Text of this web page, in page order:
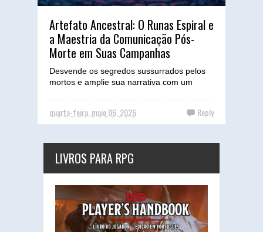
Artefato Ancestral: O Runas Espiral e
a Maestria da Comunicação Pós-
Morte em Suas Campanhas
Desvende os segredos sussurrados pelos
mortos e amplie sua narrativa com um
quarta-feira, maio 06, 2026 Reply
LIVROS PARA RPG